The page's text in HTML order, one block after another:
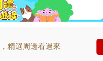
精選周邊看過來